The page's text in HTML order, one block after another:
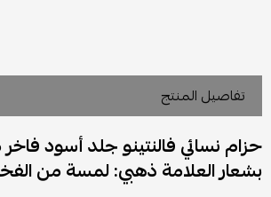
تفاصيل المنتج
حزام نسائي فالنتينو جلد أسود
بشعار العلامة ذهبي: لمسة من